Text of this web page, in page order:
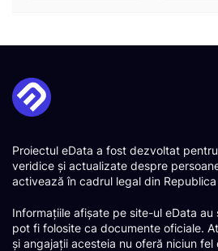
Proiectul eData a fost dezvoltat
veridice și actualizate despre
activează în cadrul legal din
Informațiile afișate pe site-ul eData
pot fi folosite ca documente oficiale.
și angajații acesteia nu oferă niciun